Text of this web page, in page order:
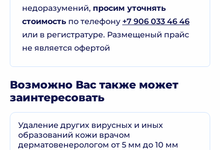
недоразумений, просим уточнять
стоимость по телефону +7 906 033 46 46
или в регистратуре. Размещеный прайс
не является офертой
Возможно Вас также может
заинтересовать
Удаление других вирусных и иных
образований кожи врачом
дерматовенерологом от 5 мм до 10 мм